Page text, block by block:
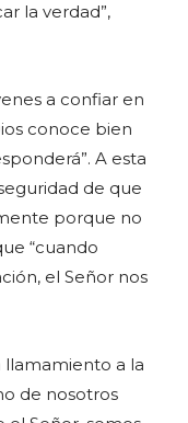
la verdad”,
a confiar en
conoce bien
A esta
de que
porque no
“cuando
el Señor nos
llamamiento a la
de nosotros